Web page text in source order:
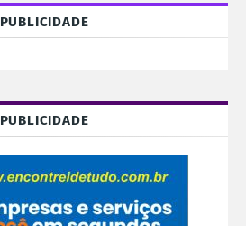
PUBLICIDADE
PUBLICIDADE